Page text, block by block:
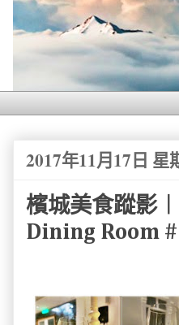
2017年11月17日 星
檳城美食蹤影
Dining Room